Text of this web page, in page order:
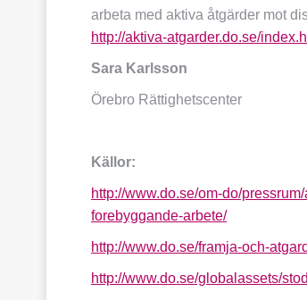
arbeta med aktiva åtgärder mot
http://aktiva-atgarder.do.se/
Sara Karlsson
Örebro Rättighetscenter
Källor:
http://www.do.se/om-do/
forebyggande-arbete/
http://www.do.se/framja-och-
http://www.do.se/globalassets/